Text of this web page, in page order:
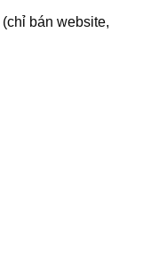
(chỉ bán website,